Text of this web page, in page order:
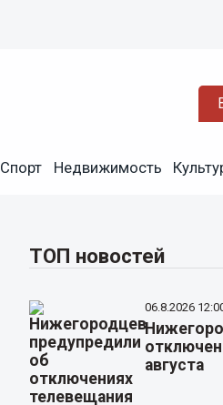
Спорт Недвижимость
ТОП новостей
06.8.2026
августа